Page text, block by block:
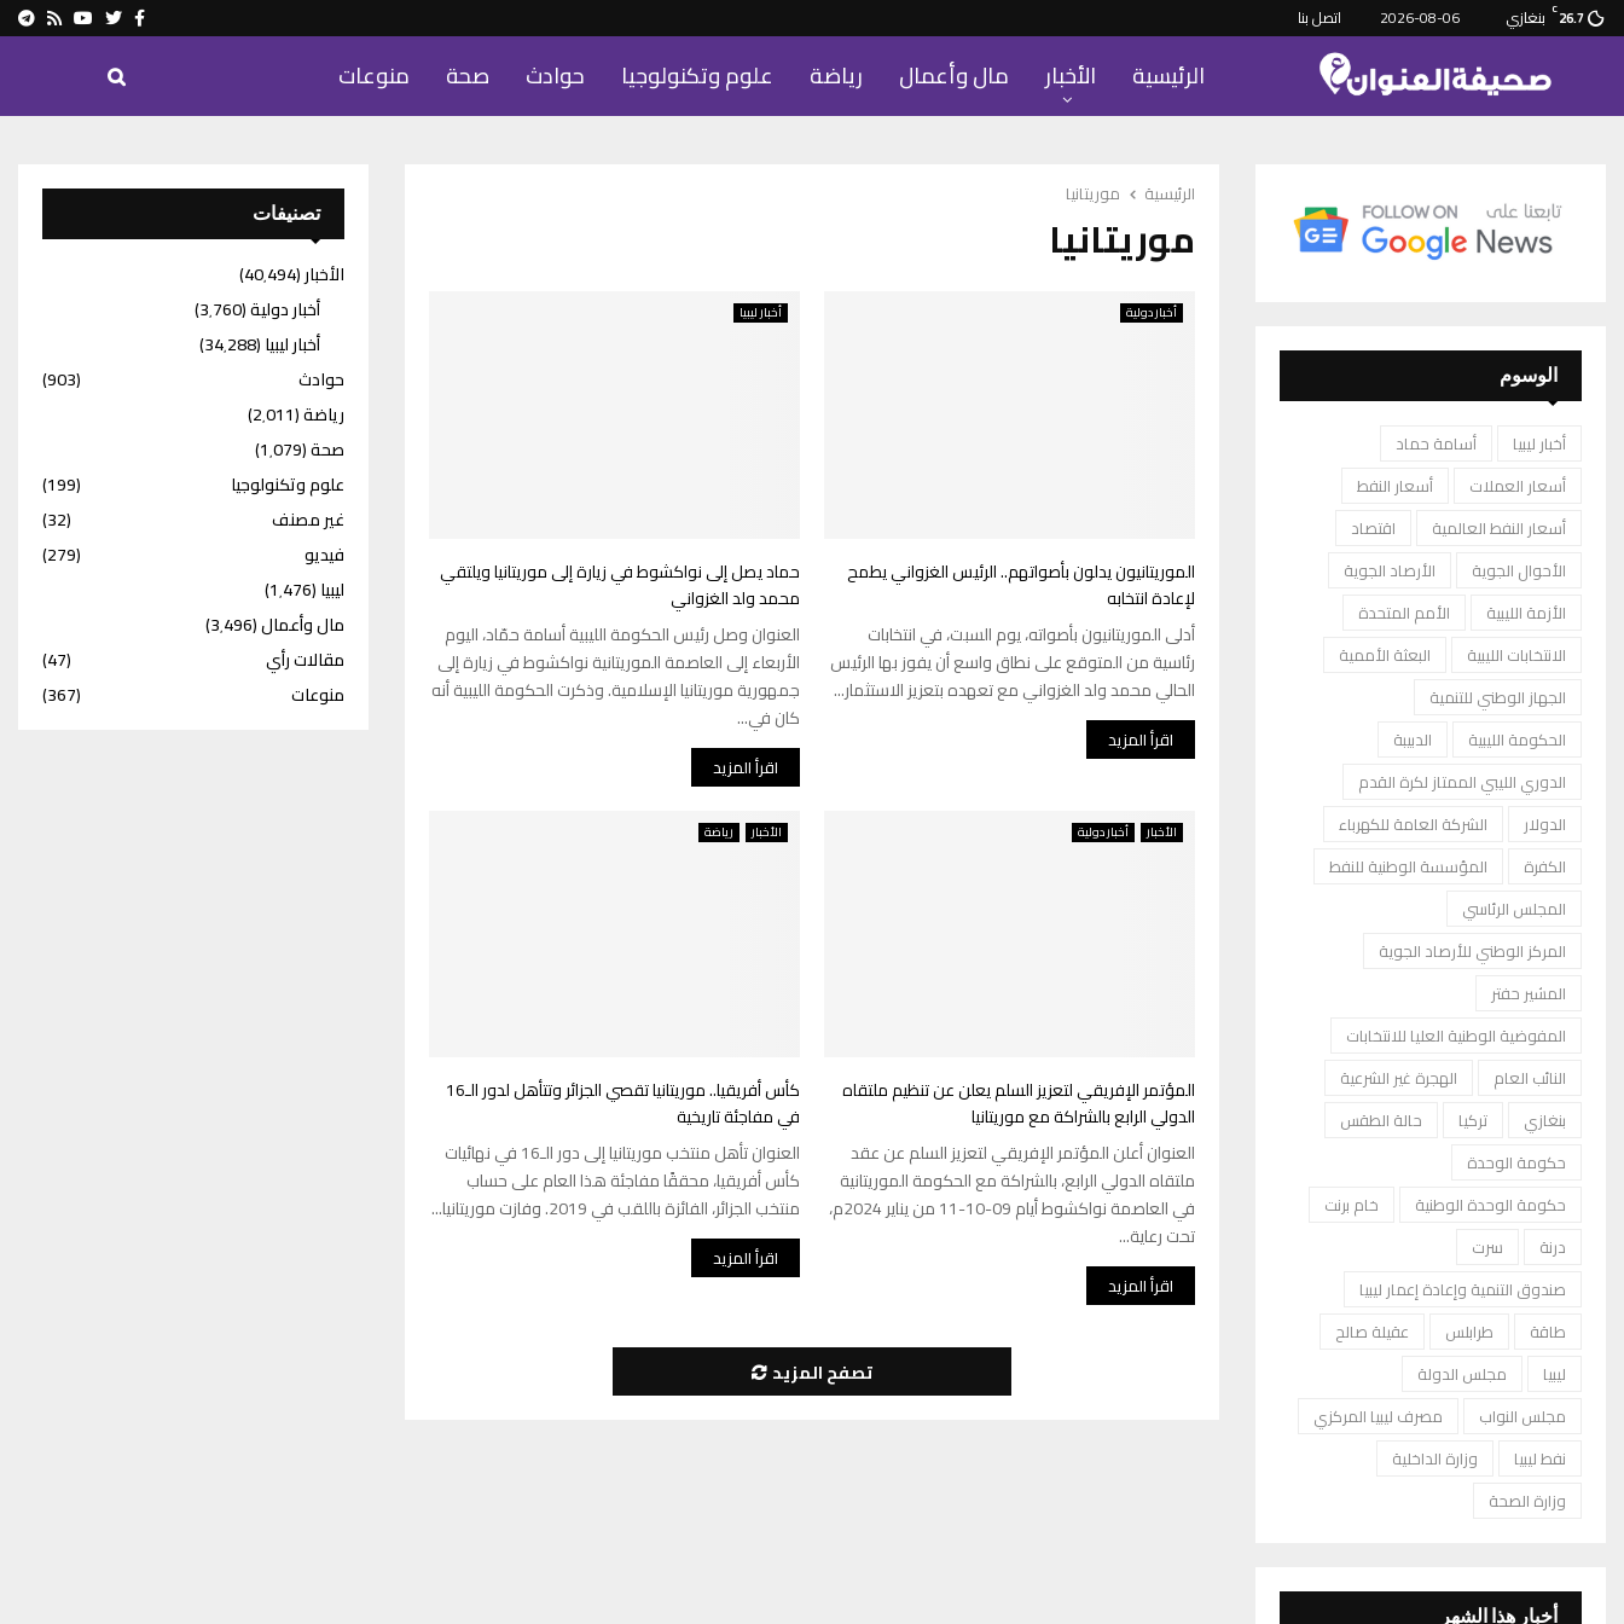
26.7
C بنغازي 2026-08-06 اتصل بنا Facebook
Twitter
Youtube
Rss
الرئيسية الأخبار مال وأعمال رياضة علوم وتكنولوجيا حوادث صحة منوعات
الرئيسية موريتانيا
موريتانيا
أخبار ليبيا
حماد يصل إلى نواكشوط في زيارة إلى موريتانيا ويلتقي
محمد ولد الغزواني
العنوان وصل رئيس الحكومة الليبية أسامة حمّاد، اليوم
الأربعاء إلى العاصمة الموريتانية نواكشوط في زيارة إلى
جمهورية موريتانيا الإسلامية. وذكرت الحكومة الليبية أنه
كان في...
اقرأ المزيد
أخبار دولية
الموريتانيون يدلون بأصواتهم.. الرئيس الغزواني يطمح
لإعادة انتخابه
أدلى الموريتانيون بأصواته، يوم السبت، في انتخابات
رئاسية من المتوقع على نطاق واسع أن يفوز بها الرئيس
الحالي محمد ولد الغزواني مع تعهده بتعزيز الاستثمار...
اقرأ المزيد
الأخبار رياضة
كأس أفريقيا.. موريتانيا تقصي الجزائر وتتأهل لدور الـ16
في مفاجئة تاريخية
العنوان تأهل منتخب موريتانيا إلى دور الـ16 في نهائيات
كأس أفريقيا، محققًا مفاجئة هذا العام على حساب
منتخب الجزائر، الفائزة باللقب في 2019. وفازت موريتانيا...
اقرأ المزيد
الأخبار أخبار دولية
المؤتمر الإفريقي لتعزيز السلم يعلن عن تنظيم ملتقاه
الدولي الرابع بالشراكة مع موريتانيا
العنوان أعلن المؤتمر الإفريقي لتعزيز السلم عن عقد
ملتقاه الدولي الرابع، بالشراكة مع الحكومة الموريتانية
في العاصمة نواكشوط أيام 09-10-11 من يناير 2024م،
تحت رعاية...
اقرأ المزيد
تصفح المزيد
الوسوم
أخبار ليبيا
أسامة حماد
أسعار العملات
أسعار النفط
أسعار النفط العالمية
اقتصاد
الأحوال الجوية
الأرصاد الجوية
الأزمة الليبية
الأمم المتحدة
الانتخابات الليبية
البعثة الأممية
الجهاز الوطني للتنمية
الحكومة الليبية
الدبيبة
الدوري الليبي الممتاز لكرة القدم
الدولار
الشركة العامة للكهرباء
الكفرة
المؤسسة الوطنية للنفط
المجلس الرئاسي
المركز الوطني للأرصاد الجوية
المشير حفتر
المفوضية الوطنية العليا للانتخابات
النائب العام
الهجرة غير الشرعية
بنغازي
تركيا
حالة الطقس
حكومة الوحدة
حكومة الوحدة الوطنية
خام برنت
درنة
سرت
صندوق التنمية وإعادة إعمار ليبيا
طاقة
طرابلس
عقيلة صالح
ليبيا
مجلس الدولة
مجلس النواب
مصرف ليبيا المركزي
نفط ليبيا
وزارة الداخلية
وزارة الصحة
أخبار هذا الشهر
تصنيفات
الأخبار(40٬494)
أخبار دولية(3٬760)
أخبار ليبيا(34٬288)
حوادث
(903)
رياضة(2٬011)
صحة(1٬079)
علوم وتكنولوجيا
(199)
غير مصنف
(32)
فيديو
(279)
ليبيا(1٬476)
مال وأعمال(3٬496)
مقالات رأي
(47)
منوعات
(367)